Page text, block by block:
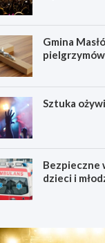
Gmina
Sztuka
Bezpieczne
dzieci i